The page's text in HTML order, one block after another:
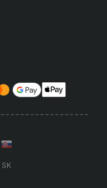
SK